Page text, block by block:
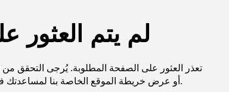
لم يتم العثور
تعذر العثور على الصفحة المطلوبة. يُرجى التحقق من
URL، أو عرض خريطة الموقع الخاصة بنا لمساعدتك في العثور على ما تريد.